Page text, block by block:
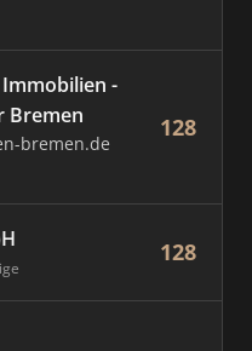
-
Bremen
bremen.de
128
128